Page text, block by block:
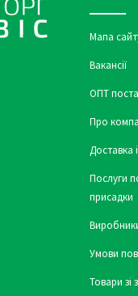
Мапа
Вакансії
ОПТ
Про
Доставка
Послуги
присадки
Умови
Товари зі